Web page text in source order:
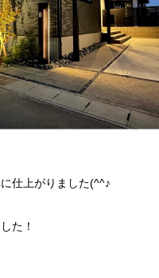
仕上がりました(^^♪
た！